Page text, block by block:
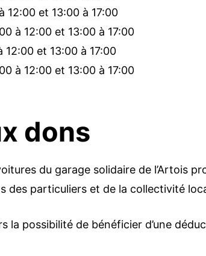
12:00 et 13:00 à 17:00
à 12:00 et 13:00 à 17:00
12:00 et 13:00 à 17:00
à 12:00 et 13:00 à 17:00
dons
du garage solidaire de l’Artois
des particuliers et de la collectivité
la possibilité de bénéficier d’une